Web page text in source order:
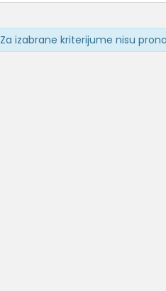
Za izabrane kriterijume nisu